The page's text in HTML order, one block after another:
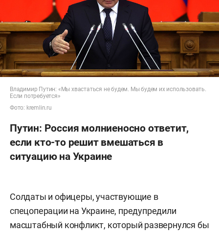
Владимир Путин: «Мы хвастаться не будем. Мы будем их использовать.
Если потребуется»
Фото: kremlin.ru
Путин: Россия молниеносно ответит,
если кто-то решит вмешаться в
ситуацию на Украине
Солдаты и офицеры, участвующие в
спецоперации на Украине, предупредили
масштабный конфликт, который развернулся бы